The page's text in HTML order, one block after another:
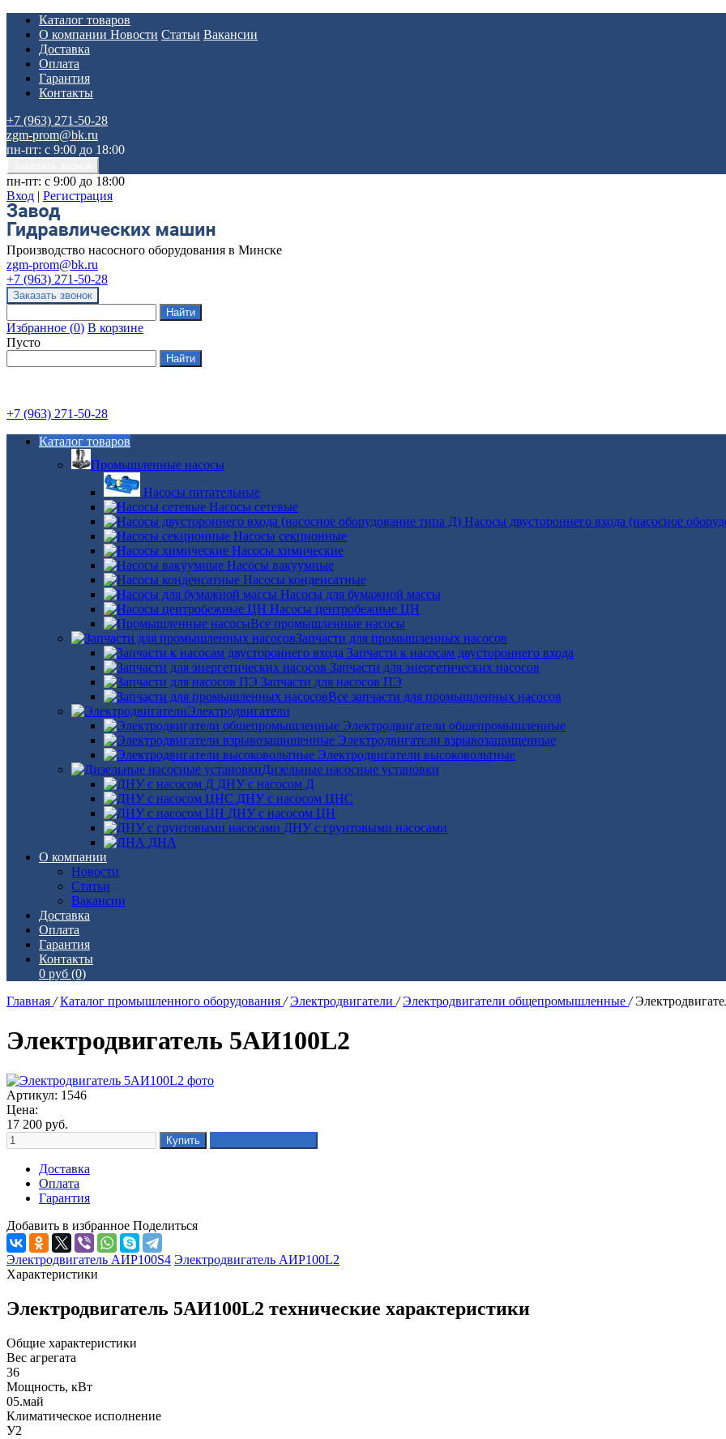
Каталог товаров
О компании Новости Статьи Вакансии
Доставка
Оплата
Гарантия
Контакты
+7 (963) 271-50-28
zgm-prom@bk.ru
пн-пт: с 9:00 до 18:00
пн-пт: с 9:00 до 18:00
Вход | Регистрация
Производство насосного оборудования в Минске
zgm-prom@bk.ru
+7 (963) 271-50-28
Избранное (0) В корзине
Пусто
+7 (963) 271-50-28
Каталог товаров
Промышленные насосы
Насосы питательные
Насосы сетевые
Насосы двустороннего входа (насосное
Насосы секционные
Насосы химические
Насосы вакуумные
Насосы конденсатные
Насосы для бумажной массы
Насосы центробежные ЦН
Все промышленные насосы
Запчасти для промышленных насосов
Запчасти к насосам двустороннего входа
Запчасти для энергетических насосов
Запчасти для насосов ПЭ
Все запчасти для промышленных насосов
Электродвигатели
Электродвигатели общепромышленные
Электродвигатели взрывозащищенные
Электродвигатели высоковольтные
Дизельные насосные установки
ДНУ с насосом Д
ДНУ с насосом ЦНС
ДНУ с насосом ЦН
ДНУ с грунтовыми насосами
ДНА
О компании
Новости
Статьи
Вакансии
Доставка
Оплата
Гарантия
Контакты
0 руб (0)
Главная / Каталог промышленного оборудования / Электродвигатели / Электродвигатели общепромышленные /
Электродвигатель 5АИ100L2
Артикул: 1546
Цена:
17 200 руб.
Доставка
Оплата
Гарантия
Добавить в избранное Поделиться
Электродвигатель АИР100S4 Электродвигатель АИР100L2
Характеристики
Электродвигатель 5АИ100L2 технические характеристики
Общие характеристики
Вес агрегата
36
Мощность, кВт
05.май
Климатическое исполнение
У2